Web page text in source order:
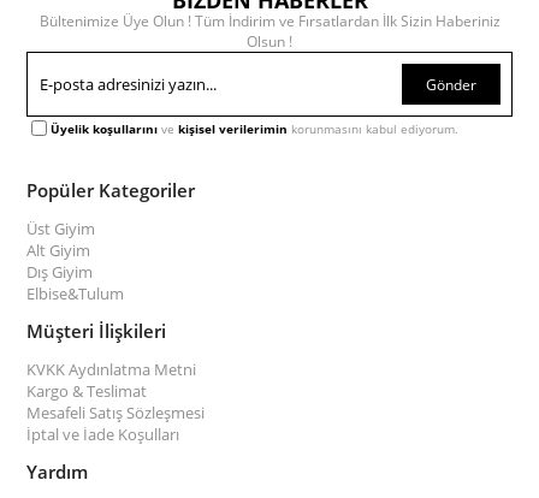
Bültenimize Üye Olun ! Tüm İndirim ve Fırsatlardan İlk Sizin Haberiniz
Olsun !
Gönder
Üyelik koşullarını vekişisel verilerimin korunmasını kabul ediyorum.
Popüler Kategoriler
Üst Giyim
Alt Giyim
Dış Giyim
Elbise&Tulum
Müşteri İlişkileri
KVKK Aydınlatma Metni
Kargo & Teslimat
Mesafeli Satış Sözleşmesi
İptal ve İade Koşulları
Yardım